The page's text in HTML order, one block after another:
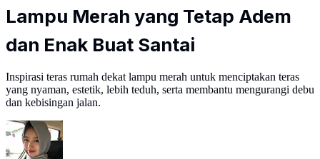
Lampu Merah yang Tetap Adem
dan Enak Buat Santai
Inspirasi teras rumah dekat lampu merah untuk menciptakan teras
yang nyaman, estetik, lebih teduh, serta membantu mengurangi debu
dan kebisingan jalan.